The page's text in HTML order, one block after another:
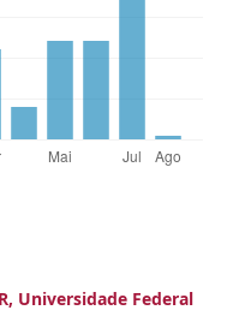
Universidade Federal